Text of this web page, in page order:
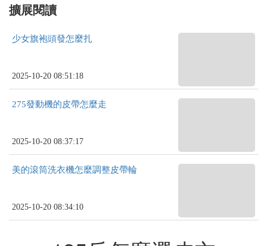
擴展閱讀
少女旗袍頭發怎麼扎
2025-10-20 08:51:18
275發動機的皮帶怎麼走
2025-10-20 08:37:17
美的滾筒洗衣機怎麼調整皮帶輪
2025-10-20 08:34:10